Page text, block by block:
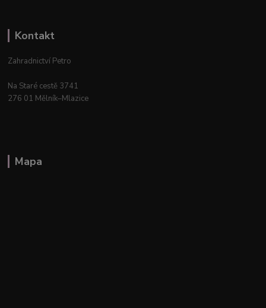
Kontakt
Zahradnictví Petro
Na Staré cestě 3741
276 01 Mělník–Mlazice
Mapa